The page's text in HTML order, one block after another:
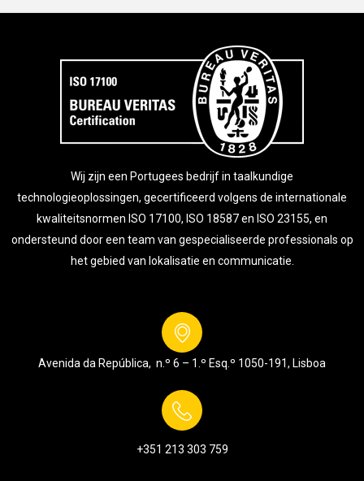
Wij zijn een Portugees bedrijf in taalkundige
technologieoplossingen, gecertificeerd volgens de internationale
kwaliteitsnormen ISO 17100, ISO 18587 en ISO 23155, en
ondersteund door een team van gespecialiseerde professionals op
het gebied van lokalisatie en communicatie.
Avenida da República, n.º 6 – 1.º Esq.º 1050-191, Lisboa
+351 213 303 759